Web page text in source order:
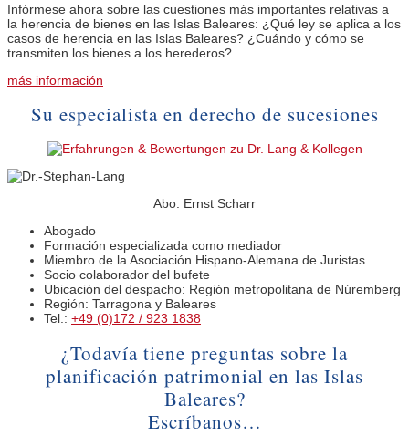
Infórmese ahora sobre las cuestiones más importantes relativas a
la herencia de bienes en las Islas Baleares: ¿Qué ley se aplica a los
casos de herencia en las Islas Baleares? ¿Cuándo y cómo se
transmiten los bienes a los herederos?
más información
Su especialista en derecho de sucesiones
Abo. Ernst Scharr
Abogado
Formación especializada como mediador
Miembro de la Asociación Hispano-Alemana de Juristas
Socio colaborador del bufete
Ubicación del despacho: Región metropolitana de Núremberg
Región: Tarragona y Baleares
Tel.: +49 (0)172 / 923 1838
¿Todavía tiene preguntas sobre la
planificación patrimonial en las Islas
Baleares?
Escríbanos…